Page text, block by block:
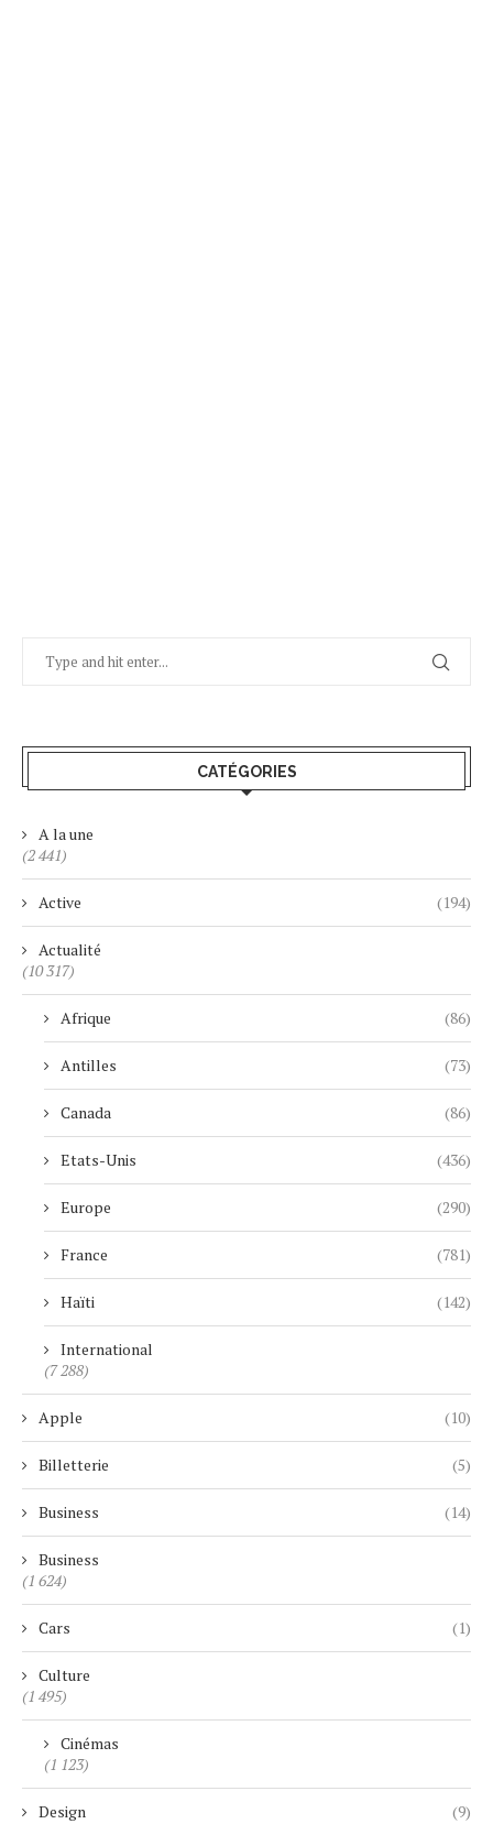
CATÉGORIES
A la une
(2 441)
Active (194)
Actualité
(10 317)
Afrique (86)
Antilles (73)
Canada (86)
Etats-Unis (436)
Europe (290)
France (781)
Haïti (142)
International
(7 288)
Apple (10)
Billetterie (5)
Business (14)
Business
(1 624)
Cars (1)
Culture
(1 495)
Cinémas
(1 123)
Design (9)